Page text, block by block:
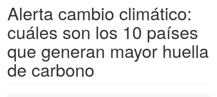
Alerta cambio climático:
cuáles son los 10 países
que generan mayor huella
de carbono